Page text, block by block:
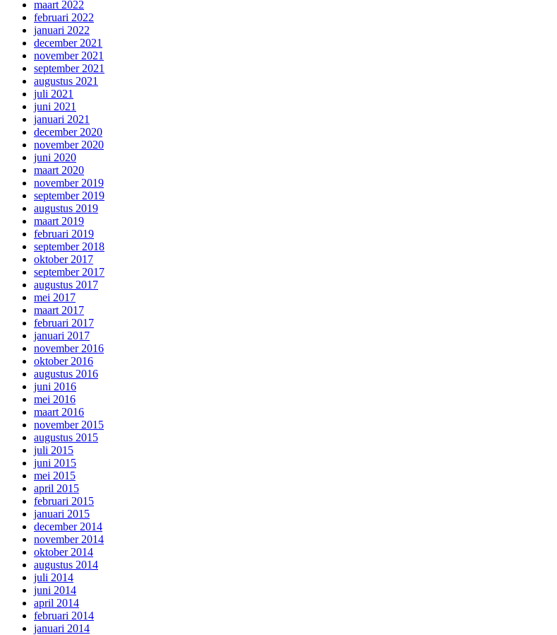
maart 2022
februari 2022
januari 2022
december 2021
november 2021
september 2021
augustus 2021
juli 2021
juni 2021
januari 2021
december 2020
november 2020
juni 2020
maart 2020
november 2019
september 2019
augustus 2019
maart 2019
februari 2019
september 2018
oktober 2017
september 2017
augustus 2017
mei 2017
maart 2017
februari 2017
januari 2017
november 2016
oktober 2016
augustus 2016
juni 2016
mei 2016
maart 2016
november 2015
augustus 2015
juli 2015
juni 2015
mei 2015
april 2015
februari 2015
januari 2015
december 2014
november 2014
oktober 2014
augustus 2014
juli 2014
juni 2014
april 2014
februari 2014
januari 2014